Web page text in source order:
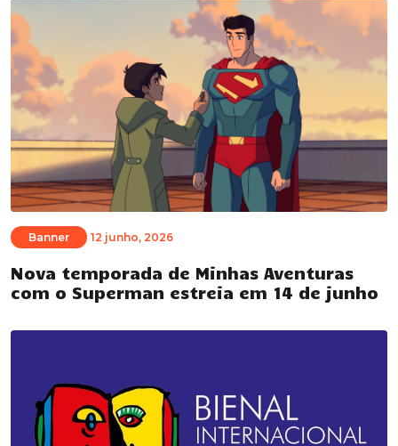
Banner 12 junho, 2026
Nova temporada de Minhas Aventuras
com o Superman estreia em 14 de junho